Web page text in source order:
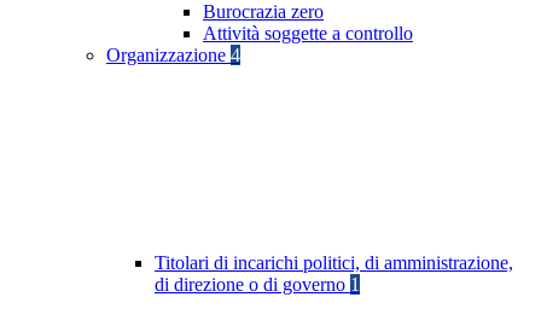
Burocrazia zero
Attività soggette a controllo
Organizzazione 4
Titolari di incarichi politici, di amministrazione,
di direzione o di governo 1